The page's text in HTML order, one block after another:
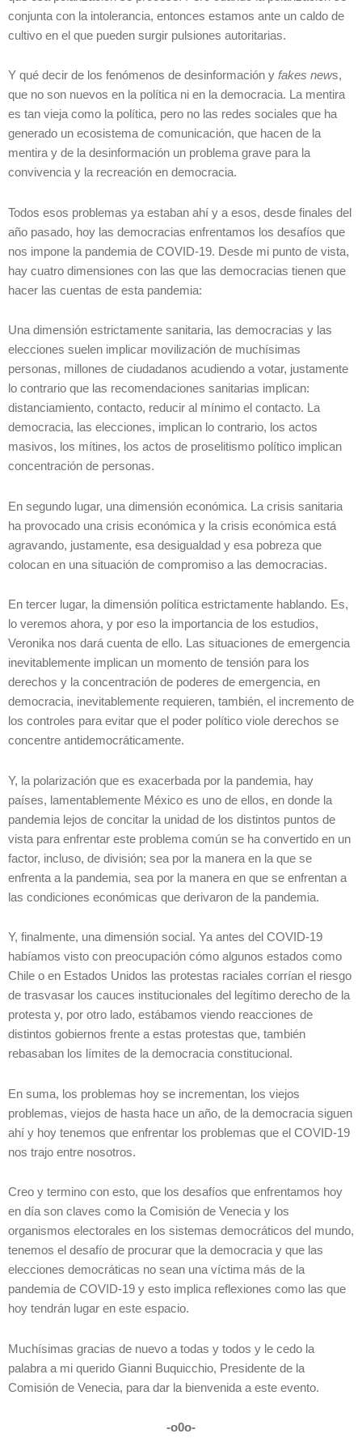
conjunta con la intolerancia, entonces estamos ante un caldo de
cultivo en el que pueden surgir pulsiones autoritarias.
Y qué decir de los fenómenos de desinformación y fakes news,
que no son nuevos en la política ni en la democracia. La mentira
es tan vieja como la política, pero no las redes sociales que ha
generado un ecosistema de comunicación, que hacen de la
mentira y de la desinformación un problema grave para la
convivencia y la recreación en democracia.
Todos esos problemas ya estaban ahí y a esos, desde finales del
año pasado, hoy las democracias enfrentamos los desafíos que
nos impone la pandemia de COVID-19. Desde mi punto de vista,
hay cuatro dimensiones con las que las democracias tienen que
hacer las cuentas de esta pandemia:
Una dimensión estrictamente sanitaria, las democracias y las
elecciones suelen implicar movilización de muchísimas
personas, millones de ciudadanos acudiendo a votar, justamente
lo contrario que las recomendaciones sanitarias implican:
distanciamiento, contacto, reducir al mínimo el contacto. La
democracia, las elecciones, implican lo contrario, los actos
masivos, los mítines, los actos de proselitismo político implican
concentración de personas.
En segundo lugar, una dimensión económica. La crisis sanitaria
ha provocado una crisis económica y la crisis económica está
agravando, justamente, esa desigualdad y esa pobreza que
colocan en una situación de compromiso a las democracias.
En tercer lugar, la dimensión política estrictamente hablando. Es,
lo veremos ahora, y por eso la importancia de los estudios,
Veronika nos dará cuenta de ello. Las situaciones de emergencia
inevitablemente implican un momento de tensión para los
derechos y la concentración de poderes de emergencia, en
democracia, inevitablemente requieren, también, el incremento de
los controles para evitar que el poder político viole derechos se
concentre antidemocráticamente.
Y, la polarización que es exacerbada por la pandemia, hay
países, lamentablemente México es uno de ellos, en donde la
pandemia lejos de concitar la unidad de los distintos puntos de
vista para enfrentar este problema común se ha convertido en un
factor, incluso, de división; sea por la manera en la que se
enfrenta a la pandemia, sea por la manera en que se enfrentan a
las condiciones económicas que derivaron de la pandemia.
Y, finalmente, una dimensión social. Ya antes del COVID-19
habíamos visto con preocupación cómo algunos estados como
Chile o en Estados Unidos las protestas raciales corrían el riesgo
de trasvasar los cauces institucionales del legítimo derecho de la
protesta y, por otro lado, estábamos viendo reacciones de
distintos gobiernos frente a estas protestas que, también
rebasaban los límites de la democracia constitucional.
En suma, los problemas hoy se incrementan, los viejos
problemas, viejos de hasta hace un año, de la democracia siguen
ahí y hoy tenemos que enfrentar los problemas que el COVID-19
nos trajo entre nosotros.
Creo y termino con esto, que los desafíos que enfrentamos hoy
en día son claves como la Comisión de Venecia y los
organismos electorales en los sistemas democráticos del mundo,
tenemos el desafío de procurar que la democracia y que las
elecciones democráticas no sean una víctima más de la
pandemia de COVID-19 y esto implica reflexiones como las que
hoy tendrán lugar en este espacio.
Muchísimas gracias de nuevo a todas y todos y le cedo la
palabra a mi querido Gianni Buquicchio, Presidente de la
Comisión de Venecia, para dar la bienvenida a este evento.
-o0o-